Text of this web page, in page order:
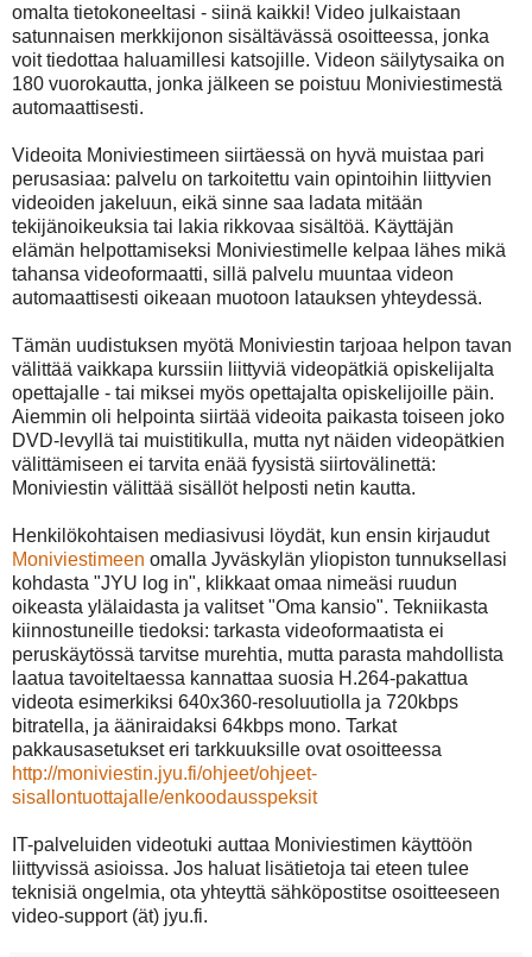
omalta tietokoneeltasi - siinä kaikki! Video julkaistaan
satunnaisen merkkijonon sisältävässä osoitteessa, jonka
voit tiedottaa haluamillesi katsojille. Videon säilytysaika on
180 vuorokautta, jonka jälkeen se poistuu Moniviestimestä
automaattisesti.
Videoita Moniviestimeen siirtäessä on hyvä muistaa pari
perusasiaa: palvelu on tarkoitettu vain opintoihin liittyvien
videoiden jakeluun, eikä sinne saa ladata mitään
tekijänoikeuksia tai lakia rikkovaa sisältöä. Käyttäjän
elämän helpottamiseksi Moniviestimelle kelpaa lähes mikä
tahansa videoformaatti, sillä palvelu muuntaa videon
automaattisesti oikeaan muotoon latauksen yhteydessä.
Tämän uudistuksen myötä Moniviestin tarjoaa helpon tavan
välittää vaikkapa kurssiin liittyviä videopätkiä opiskelijalta
opettajalle - tai miksei myös opettajalta opiskelijoille päin.
Aiemmin oli helpointa siirtää videoita paikasta toiseen joko
DVD-levyllä tai muistitikulla, mutta nyt näiden videopätkien
välittämiseen ei tarvita enää fyysistä siirtovälinettä:
Moniviestin välittää sisällöt helposti netin kautta.
Henkilökohtaisen mediasivusi löydät, kun ensin kirjaudut
Moniviestimeen omalla Jyväskylän yliopiston tunnuksellasi
kohdasta "JYU log in", klikkaat omaa nimeäsi ruudun
oikeasta ylälaidasta ja valitset "Oma kansio". Tekniikasta
kiinnostuneille tiedoksi: tarkasta videoformaatista ei
peruskäytössä tarvitse murehtia, mutta parasta mahdollista
laatua tavoiteltaessa kannattaa suosia H.264-pakattua
videota esimerkiksi 640x360-resoluutiolla ja 720kbps
bitratella, ja ääniraidaksi 64kbps mono. Tarkat
pakkausasetukset eri tarkkuuksille ovat osoitteessa
http://moniviestin.jyu.fi/ohjeet/ohjeet-
sisallontuottajalle/enkoodausspeksit
IT-palveluiden videotuki auttaa Moniviestimen käyttöön
liittyvissä asioissa. Jos haluat lisätietoja tai eteen tulee
teknisiä ongelmia, ota yhteyttä sähköpostitse osoitteeseen
video-support (ät) jyu.fi.